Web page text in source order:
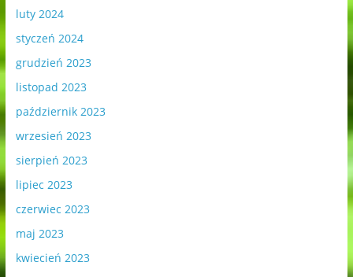
luty 2024
styczeń 2024
grudzień 2023
listopad 2023
październik 2023
wrzesień 2023
sierpień 2023
lipiec 2023
czerwiec 2023
maj 2023
kwiecień 2023